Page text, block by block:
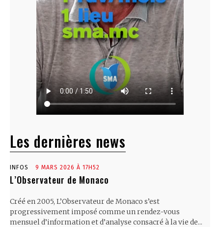
Les dernières news
INFOS 9 MARS 2026 À 17H52
L’Observateur de Monaco
Créé en 2005, L’Observateur de Monaco s’est
progressivement imposé comme un rendez-vous
mensuel d’information et d’analyse consacré à la vie de...